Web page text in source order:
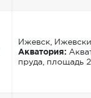
Ижевск,
Акватория:
пруда, площадь